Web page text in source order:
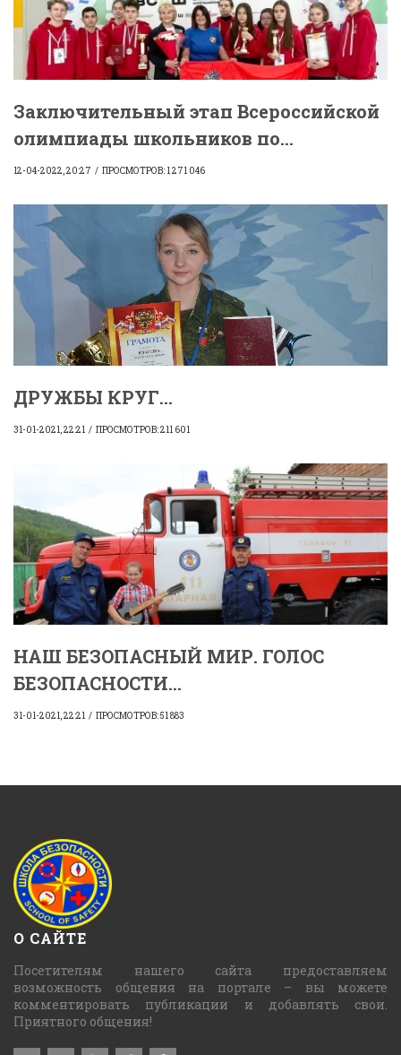
Заключительный этап Всероссийской
олимпиады школьников по...
12-04-2022, 20:27 ПРОСМОТРОВ: 1 271 046
ДРУЖБЫ КРУГ...
31-01-2021, 22:21 ПРОСМОТРОВ: 211 601
НАШ БЕЗОПАСНЫЙ МИР. ГОЛОС
БЕЗОПАСНОСТИ...
31-01-2021, 22:21 ПРОСМОТРОВ: 51 883
О САЙТЕ
Посетителям нашего сайта предоставляем
возможность общения на портале – вы можете
комментировать публикации и добавлять свои.
Приятного общения!